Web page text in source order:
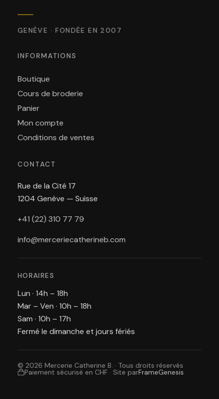
GENÈVE · FONDÉE EN 2007
INFORMATIONS
Boutique
Cours de broderie
Panier
Mon compte
Conditions de ventes
CONTACT
Rue de la Cité 17
1204 Genève — Suisse
+41 (22) 310 77 79
info@merceriecatherineb.com
HORAIRES
Lun · 14h – 18h
Mar – Ven · 10h – 18h
Sam · 10h – 17h
Fermé le dimanche et jours fériés
© 2026 Mercerie Catherine B. · Tous droits réservés
Paiement sécurisé en CHF · Site parFrameGenesis